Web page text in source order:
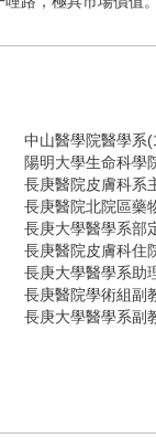
長庚醫院皮膚科系
長庚醫院北院區藥
長庚大學醫學系部
長庚醫院皮膚科住
長庚大學醫學系助
長庚醫院學術組副
長庚大學醫學系副